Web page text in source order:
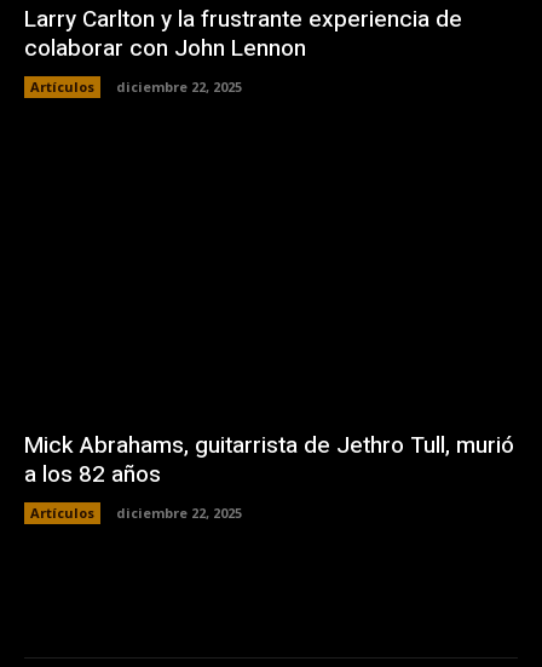
Larry Carlton y la frustrante experiencia de
colaborar con John Lennon
Artículos diciembre 22, 2025
Mick Abrahams, guitarrista de Jethro Tull, murió
a los 82 años
Artículos diciembre 22, 2025